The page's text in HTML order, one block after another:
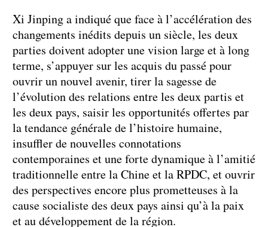
Xi Jinping a indiqué que face à l’accélération des
changements inédits depuis un siècle, les deux
parties doivent adopter une vision large et à long
terme, s’appuyer sur les acquis du passé pour
ouvrir un nouvel avenir, tirer la sagesse de
l’évolution des relations entre les deux partis et
les deux pays, saisir les opportunités offertes par
la tendance générale de l’histoire humaine,
insuffler de nouvelles connotations
contemporaines et une forte dynamique à l’amitié
traditionnelle entre la Chine et la RPDC, et ouvrir
des perspectives encore plus prometteuses à la
cause socialiste des deux pays ainsi qu’à la paix
et au développement de la région.